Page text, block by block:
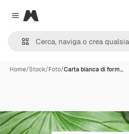
Close menu
Magnific
Home/Stock/Foto/Carta bianca di form…